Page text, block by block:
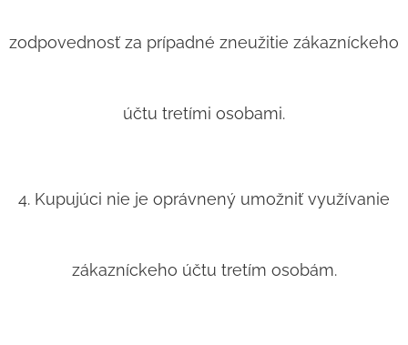
zodpovednosť za prípadné zneužitie zákazníckeho
účtu tretími osobami.
4. Kupujúci nie je oprávnený umožniť využívanie
zákazníckeho účtu tretím osobám.